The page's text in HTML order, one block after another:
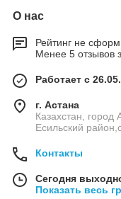
О нас
Рейтинг не
Менее 5 отзывов
Работает с
г. Астана
Казахстан, город
Есильский
Контакты
Сегодня
Показать весь